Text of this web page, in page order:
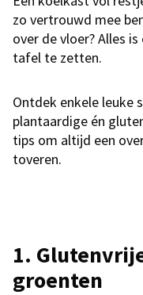
zo vertrouwd mee
over de vloer? Alles
tafel te zetten.
Ontdek enkele leuke
plantaardige én
tips om altijd een
toveren.
1.
groenten